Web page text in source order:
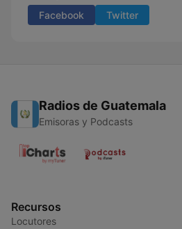
Facebook Twitter
Radios de Guatemala
Emisoras y Podcasts
Recursos
Locutores